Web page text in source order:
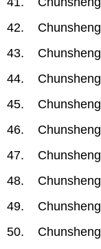
Chunsheng
Chunsheng
Chunsheng
Chunsheng
Chunsheng
Chunsheng
Chunsheng
Chunsheng
Chunsheng